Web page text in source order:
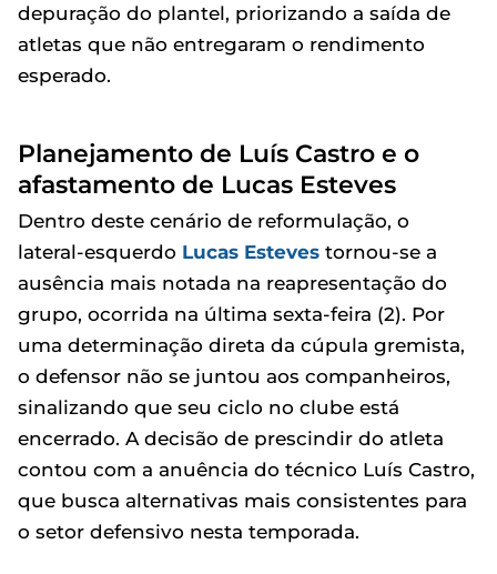
depuração do plantel, priorizando a saída de
atletas que não entregaram o rendimento
esperado.
Planejamento de Luís Castro e o
afastamento de Lucas Esteves
Dentro deste cenário de reformulação, o
lateral-esquerdo Lucas Esteves tornou-se a
ausência mais notada na reapresentação do
grupo, ocorrida na última sexta-feira (2). Por
uma determinação direta da cúpula gremista,
o defensor não se juntou aos companheiros,
sinalizando que seu ciclo no clube está
encerrado. A decisão de prescindir do atleta
contou com a anuência do técnico Luís Castro,
que busca alternativas mais consistentes para
o setor defensivo nesta temporada.